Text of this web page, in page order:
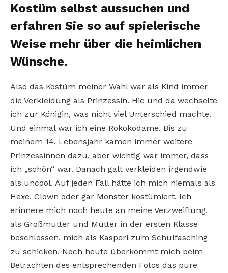
Kostüm selbst aussuchen und
erfahren Sie so auf spielerische
Weise mehr über die heimlichen
Wünsche.
Also das Kostüm meiner Wahl war als Kind immer
die Verkleidung als Prinzessin. Hie und da wechselte
ich zur Königin, was nicht viel Unterschied machte.
Und einmal war ich eine Rokokodame. Bis zu
meinem 14. Lebensjahr kamen immer weitere
Prinzessinnen dazu, aber wichtig war immer, dass
ich „schön“ war. Danach galt verkleiden irgendwie
als uncool. Auf jeden Fall hätte ich mich niemals als
Hexe, Clown oder gar Monster kostümiert. Ich
erinnere mich noch heute an meine Verzweiflung,
als Großmutter und Mutter in der ersten Klasse
beschlossen, mich als Kasperl zum Schulfasching
zu schicken. Noch heute überkommt mich beim
Betrachten des entsprechenden Fotos das pure